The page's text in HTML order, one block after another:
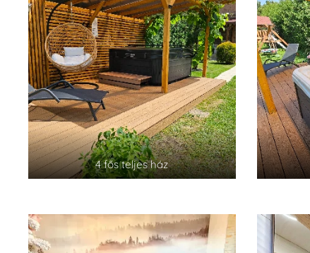
4 fős teljes ház